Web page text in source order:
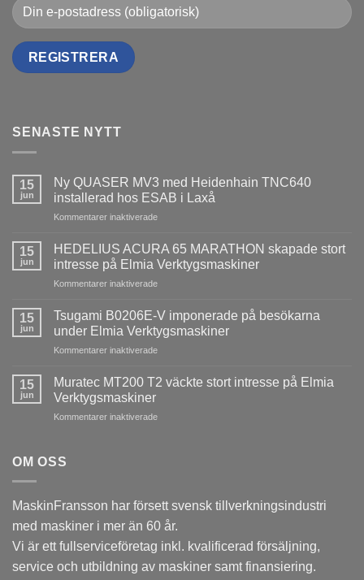
SENASTE NYTT
15
jun
Ny QUASER MV3 med Heidenhain TNC640
installerad hos ESAB i Laxå
Kommentarer inaktiveradeför
QUASER
MV3
med
Heidenhain
installerad
hos
ESAB
i
15
jun
HEDELIUS ACURA 65 MARATHON skapade stort
intresse på Elmia Verktygsmaskiner
Kommentarer inaktiveradeför
ACURA
MARATHON
skapade
intresse
Verktygsmaskiner
15
jun
Tsugami B0206E-V imponerade på besökarna
under Elmia Verktygsmaskiner
Kommentarer inaktiveradeför
B0206E-
på
15
jun
Muratec MT200 T2 väckte stort intresse på Elmia
Verktygsmaskiner
Kommentarer inaktiveradeför
på
Elmia
Verktygsmaskiner
OM OSS
MaskinFransson har försett svensk tillverkningsindustri
med maskiner i mer än 60 år.
Vi är ett fullserviceföretag inkl. kvalificerad försäljning,
service och utbildning av maskiner samt finansiering.